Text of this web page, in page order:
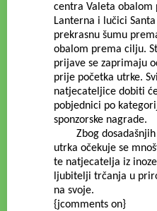
centra Valeta obalom
Lanterna i lučici
prekrasnu šumu
obalom prema cilju.
prijave se zaprimaju
prije početka utrke.
natjecateljice dobiti
pobjednici po
sponzorske nagrade.
Zbog dosadašnjih
utrka očekuje se
te natjecatelja iz
ljubitelji trčanja u
na svoje.
{jcomments on}